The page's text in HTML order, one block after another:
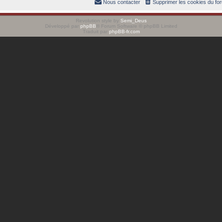
Supprimer les cookies du
Nous contacter
Revolution style by Semi_Deus
Développé par phpBB ® Forum Software © phpBB Limited
Traduit par phpBB-fr.com